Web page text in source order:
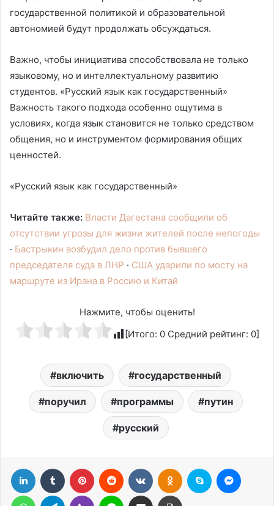
государственной политикой и образовательной
автономией будут продолжать обсуждаться.
Важно, чтобы инициатива способствовала не только
языковому, но и интеллектуальному развитию
студентов. «Русский язык как государственный»
Важность такого подхода особенно ощутима в
условиях, когда язык становится не только средством
общения, но и инструментом формирования общих
ценностей.
«Русский язык как государственный»
Читайте также: Власти Дагестана сообщили об
отсутствии угрозы для жизни жителей после непогоды
· Бастрыкин возбудил дело против бывшего
председателя суда в ЛНР · США ударили по мосту на
маршруте из Ирана в Россию и Китай
Нажмите, чтобы оценить!
[Итого: 0 Средний рейтинг: 0]
включить государственный
поручил программы путин
русский
LinkedIn Tumblr Pinterest Reddit ВконтактеОдноклассники
Skype
WhatsAppTelegram Viber Line Поделиться через электронную почту Печатать